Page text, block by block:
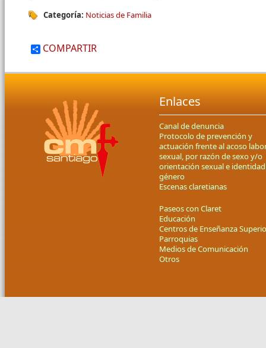
Categoría: Noticias de Familia
COMPARTIR
Enlaces
Canal de denuncia
Protocolo de prevención y
actuación frente al acoso
sexual, por razón de sexo y/o
orientación sexual e
género
Escenas claretianas
Paseos con Claret
Educación
Centros de Enseñanza
Parroquias
Medios de Comunicación
Otros